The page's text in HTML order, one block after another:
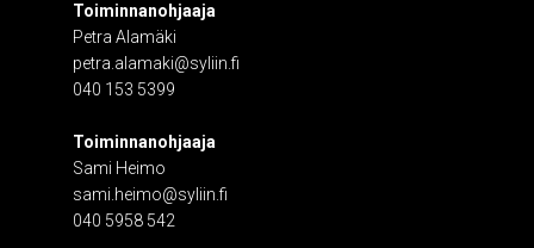
Toiminnanohjaaja
Petra Alamäki
petra.alamaki@syliin.fi
040 153 5399
Toiminnanohjaaja
Sami Heimo
sami.heimo@syliin.fi
040 5958 542